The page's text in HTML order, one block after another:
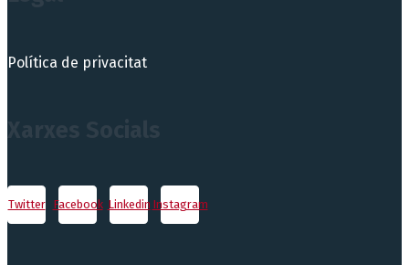
Política de privacitat
Twitter Facebook Linkedin Instagram